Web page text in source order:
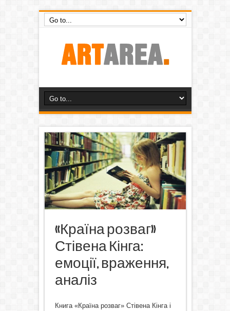
«Країна розваг»
Стівена Кінга:
емоції, враження,
аналіз
Книга «Країна розваг» Стівена Кінга і